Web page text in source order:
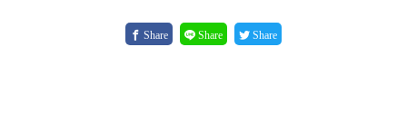
Share Share Share